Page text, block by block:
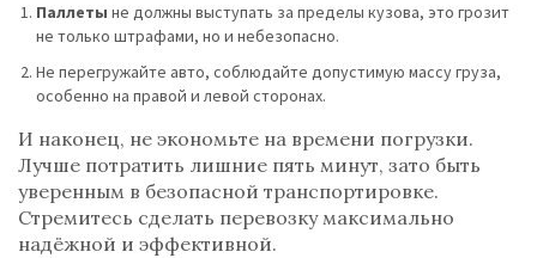
Паллеты не должны выступать за пределы кузова, это грозит
не только штрафами, но и небезопасно.
Не перегружайте авто, соблюдайте допустимую массу груза,
особенно на правой и левой сторонах.
И наконец, не экономьте на времени погрузки.
Лучше потратить лишние пять минут, зато быть
уверенным в безопасной транспортировке.
Стремитесь сделать перевозку максимально
надёжной и эффективной.